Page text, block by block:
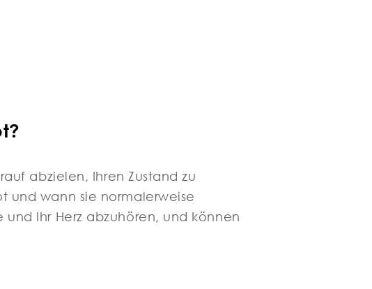
abzielen, Ihren Zustand zu
und wann sie normalerweise
Ihr Herz abzuhören, und können